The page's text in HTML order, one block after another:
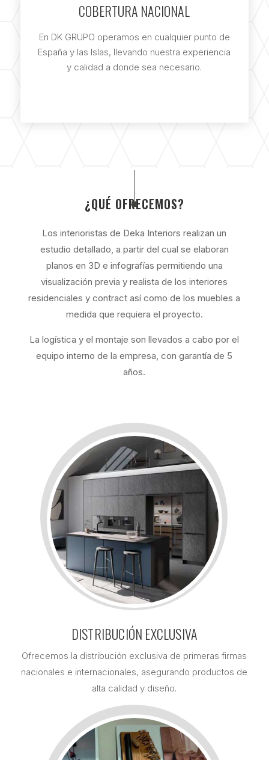
COBERTURA NACIONAL
En DK GRUPO operamos en cualquier punto de
España y las Islas, llevando nuestra experiencia
y calidad a donde sea necesario.
¿QUÉ OFRECEMOS?
Los interioristas de Deka Interiors realizan un
estudio detallado, a partir del cual se elaboran
planos en 3D e infografías permitiendo una
visualización previa y realista de los interiores
residenciales y contract así como de los muebles a
medida que requiera el proyecto.
La logística y el montaje son llevados a cabo por el
equipo interno de la empresa, con garantía de 5
años.
DISTRIBUCIÓN EXCLUSIVA
Ofrecemos la distribución exclusiva de primeras firmas
nacionales e internacionales, asegurando productos de
alta calidad y diseño.